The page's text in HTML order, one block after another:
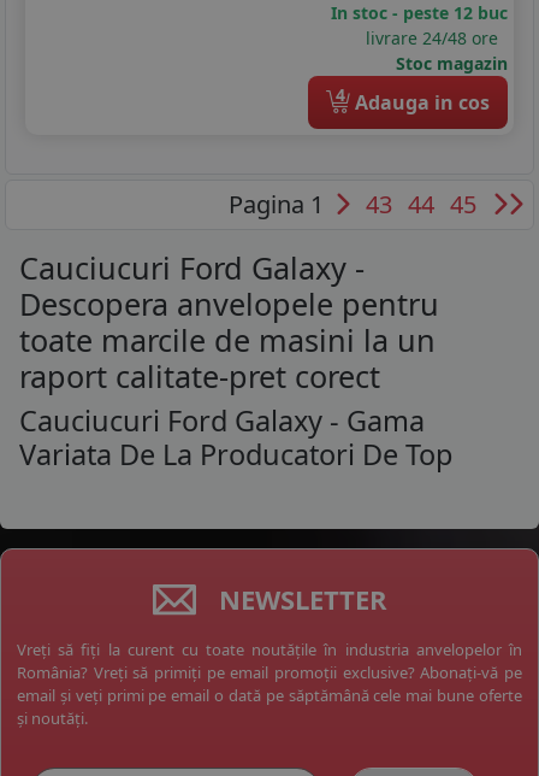
In stoc - peste 12 buc
livrare 24/48 ore
Stoc magazin
4 Adauga in cos
Pagina 1 43 44 45
Cauciucuri Ford Galaxy -
Descopera anvelopele pentru
toate marcile de masini la un
raport calitate-pret corect
Cauciucuri Ford Galaxy - Gama
Variata De La Producatori De Top
NEWSLETTER
Vreți să fiți la curent cu toate noutățile în industria anvelopelor în
România? Vreți să primiți pe email promoții exclusive? Abonați-vă pe
email și veți primi pe email o dată pe săptămână cele mai bune oferte
și noutăți.